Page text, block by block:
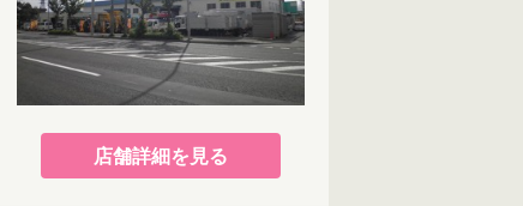
店舗詳細を見る